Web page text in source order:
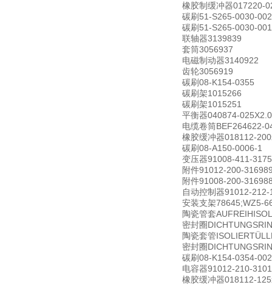
橡胶制缓冲器017220-
碳刷51-S265-0030-002
碳刷51-S265-0030-001
联轴器3139839
套筒3056937
电磁制动器3140922
齿轮3056919
碳刷08-K154-0355
碳刷架1015266
碳刷架1015251
平衡器040874-025X2.0
电缆卷筒BEF264622-
橡胶缓冲器018112-
碳刷08-A150-0006-1
变压器91008-411-
附件91012-200-
附件91008-200-
自动控制器91012-
安装支架78645;WZ5-
陶瓷管套
密封圈
陶瓷套管
密封圈
碳刷08-K154-0354-002
电容器91012-210-
橡胶缓冲器018112-